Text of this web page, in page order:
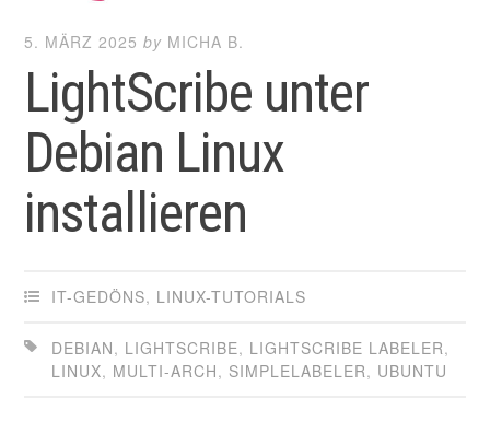
5. MÄRZ 2025 by MICHA B.
LightScribe unter
Debian Linux
installieren
IT-GEDÖNS, LINUX-TUTORIALS
DEBIAN, LIGHTSCRIBE, LIGHTSCRIBE LABELER,
LINUX, MULTI-ARCH, SIMPLELABELER, UBUNTU